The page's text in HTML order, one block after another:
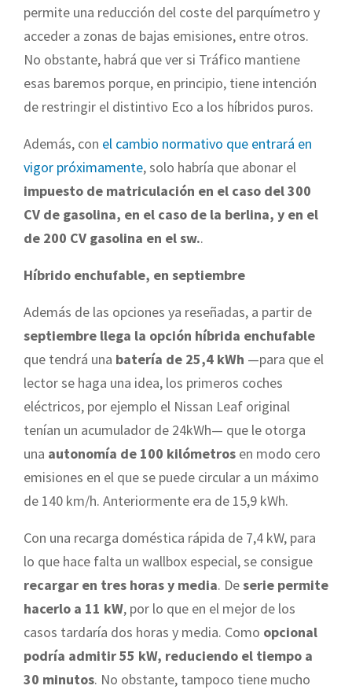
permite una reducción del coste del parquímetro y
acceder a zonas de bajas emisiones, entre otros.
No obstante, habrá que ver si Tráfico mantiene
esas baremos porque, en principio, tiene intención
de restringir el distintivo Eco a los híbridos puros.
Además, con el cambio normativo que entrará en
vigor próximamente, solo habría que abonar el
impuesto de matriculación en el caso del 300
CV de gasolina, en el caso de la berlina, y en el
de 200 CV gasolina en el sw..
Híbrido enchufable, en septiembre
Además de las opciones ya reseñadas, a partir de
septiembre llega la opción híbrida enchufable
que tendrá una batería de 25,4 kWh —para que el
lector se haga una idea, los primeros coches
eléctricos, por ejemplo el Nissan Leaf original
tenían un acumulador de 24kWh— que le otorga
una autonomía de 100 kilómetros en modo cero
emisiones en el que se puede circular a un máximo
de 140 km/h. Anteriormente era de 15,9 kWh.
Con una recarga doméstica rápida de 7,4 kW, para
lo que hace falta un wallbox especial, se consigue
recargar en tres horas y media. Deserie permite
hacerlo a 11 kW, por lo que en el mejor de los
casos tardaría dos horas y media. Como opcional
podría admitir 55 kW, reduciendo el tiempo a
30 minutos. No obstante, tampoco tiene mucho